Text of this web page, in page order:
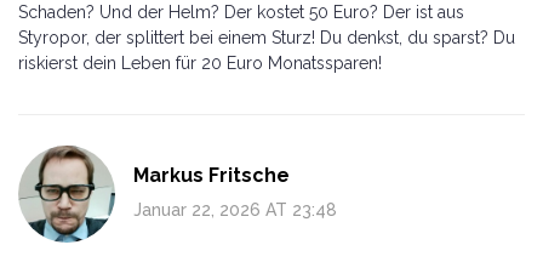
Schaden? Und der Helm? Der kostet 50 Euro? Der ist aus
Styropor, der splittert bei einem Sturz! Du denkst, du sparst? Du
riskierst dein Leben für 20 Euro Monatssparen!
Markus Fritsche
Januar 22, 2026 AT 23:48